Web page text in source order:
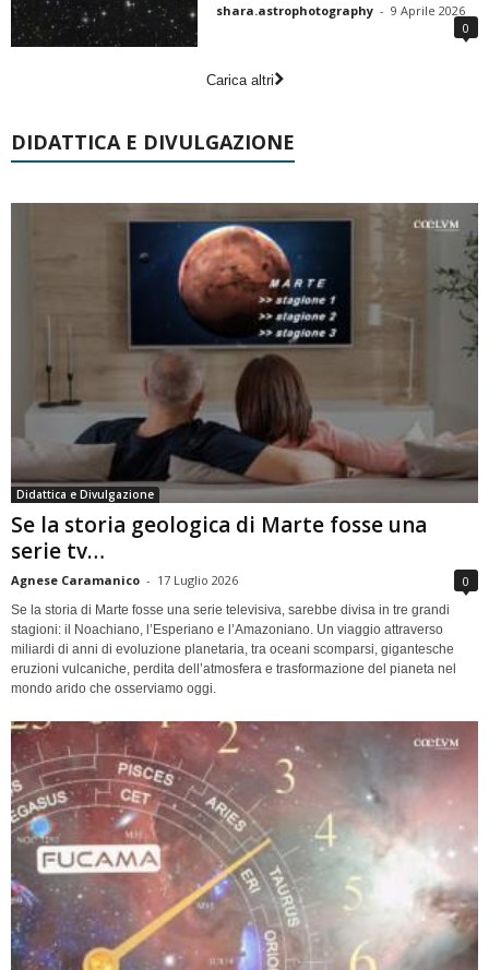
shara.astrophotography - 9 Aprile 2026
0
Carica altri
DIDATTICA E DIVULGAZIONE
Didattica e Divulgazione
Se la storia geologica di Marte fosse una
serie tv…
Agnese Caramanico - 17 Luglio 2026 0
Se la storia di Marte fosse una serie televisiva, sarebbe divisa in tre grandi
stagioni: il Noachiano, l’Esperiano e l’Amazoniano. Un viaggio attraverso
miliardi di anni di evoluzione planetaria, tra oceani scomparsi, gigantesche
eruzioni vulcaniche, perdita dell’atmosfera e trasformazione del pianeta nel
mondo arido che osserviamo oggi.